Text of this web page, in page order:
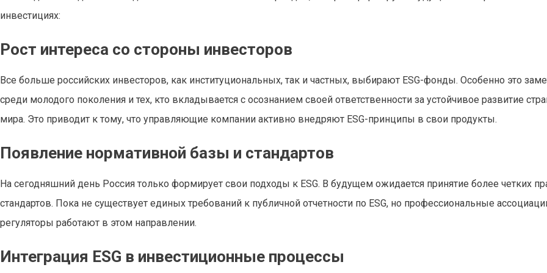
инвестициях:
Рост интереса со стороны инвесторов
Все больше российских инвесторов, как институциональных, так и частных, выбирают ESG-фонды. Особенно это
среди молодого поколения и тех, кто вкладывается с осознанием своей ответственности за устойчивое развитие
мира. Это приводит к тому, что управляющие компании активно внедряют ESG-принципы в свои продукты.
Появление нормативной базы и стандартов
На сегодняшний день Россия только формирует свои подходы к ESG. В будущем ожидается принятие более четких
стандартов. Пока не существует единых требований к публичной отчетности по ESG, но профессиональные
регуляторы работают в этом направлении.
Интеграция ESG в инвестиционные процессы